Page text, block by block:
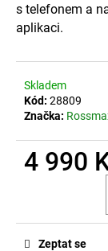
s telefonem a
aplikaci.
Skladem
Kód: 28809
Značka:
4 990
Zeptat se
D
p
o